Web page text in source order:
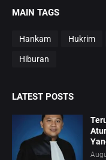
MAIN TAGS
Hankam Hukrim
Hiburan
LATEST POSTS